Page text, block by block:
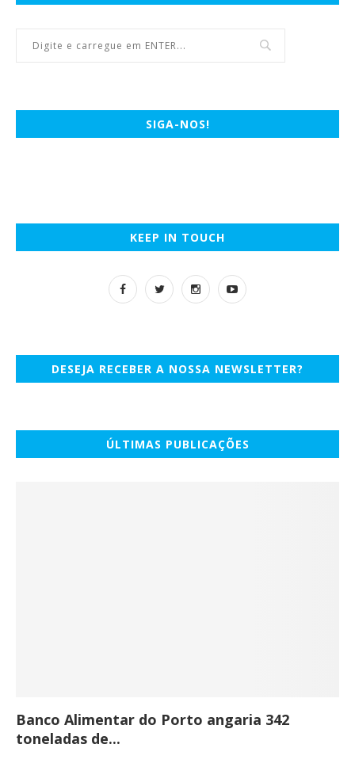
SIGA-NOS!
KEEP IN TOUCH
DESEJA RECEBER A NOSSA NEWSLETTER?
ÚLTIMAS PUBLICAÇÕES
Banco Alimentar do Porto angaria 342
toneladas de...